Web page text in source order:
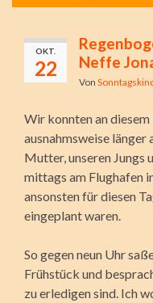
OKT.
22
Neffe
Von
Wir konnten an
ausnahmsweise länger
Mutter, unseren Jungs
mittags am Flughafen
ansonsten für diesen
eingeplant waren.
So gegen neun Uhr
Frühstück und
zu erledigen sind. Ich